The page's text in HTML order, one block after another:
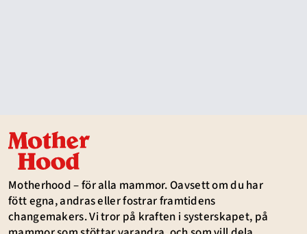
Motherhood – för alla mammor. Oavsett om du har
fött egna, andras eller fostrar framtidens
changemakers. Vi tror på kraften i systerskapet, på